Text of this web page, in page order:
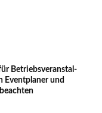
Betriebs­ver­an­stal­
Event­planer und